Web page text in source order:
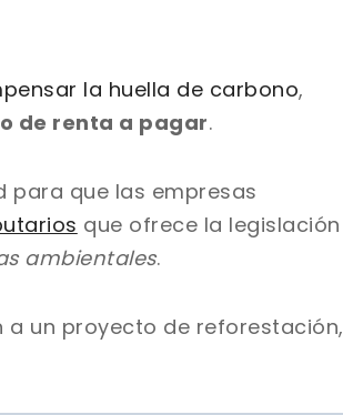
la huella de carbono,
de renta a pagar.
para que las empresas
que ofrece la legislación
ambientales.
a un proyecto de reforestación,